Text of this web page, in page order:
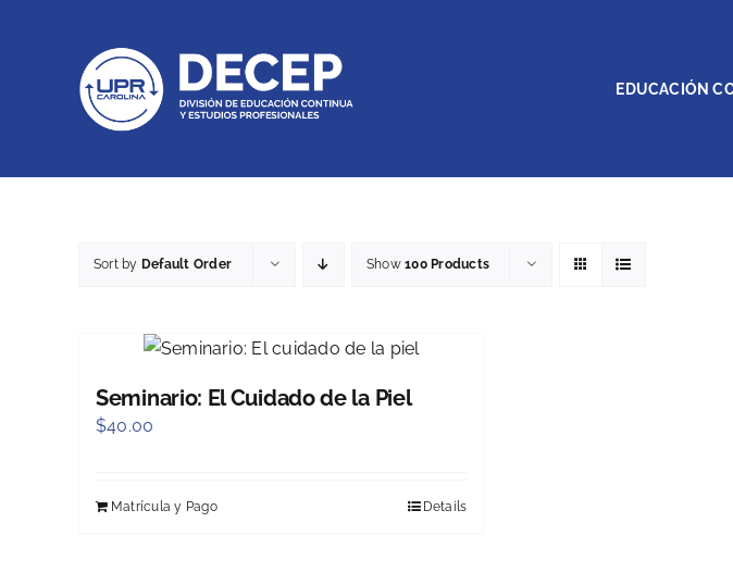
EDUCACIÓN
Sort by Default Order Show100 Products
Seminario: El Cuidado de la Piel
$40.00
Matrícula y Pago Details